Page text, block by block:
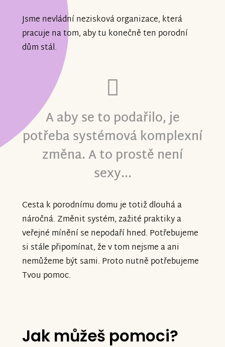
Jsme nevládní nezisková organizace, která
pracuje na tom, aby tu konečně ten porodní
dům stál.
A aby se to podařilo, je
potřeba systémová komplexní
změna. A to prostě není
sexy...
Cesta k porodnímu domu je totiž dlouhá a
náročná. Změnit systém, zažité praktiky a
veřejné mínění se nepodaří hned. Potřebujeme
si stále připomínat, že v tom nejsme a ani
nemůžeme být sami. Proto nutně potřebujeme
Tvou pomoc.
Jak můžeš pomoci?